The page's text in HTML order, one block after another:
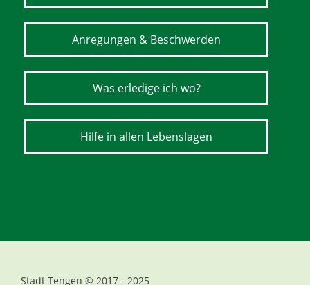
Anregungen & Beschwerden
Was erledige ich wo?
Hilfe in allen Lebenslagen
Stadt Tengen © 2017 - 2025